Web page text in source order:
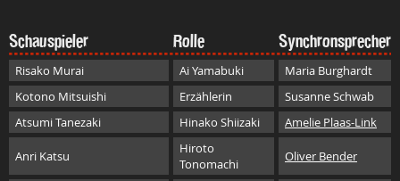
Schauspieler Rolle Synchronsprecher
Risako Murai Ai Yamabuki
Maria Burghardt
Kotono Mitsuishi
Erzählerin
Susanne Schwab
Atsumi Tanezaki
Hinako Shiizaki Amelie Plaas-Link
Anri Katsu
Hiroto
Tonomachi
Oliver Bender